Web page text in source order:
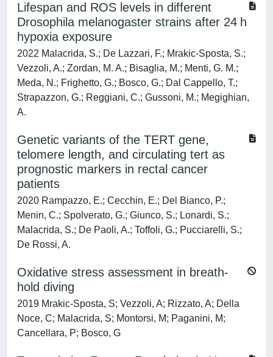
Lifespan and ROS levels in different
Drosophila melanogaster strains after 24 h
hypoxia exposure
2022 Malacrida, S.; De Lazzari, F.; Mrakic-Sposta, S.;
Vezzoli, A.; Zordan, M. A.; Bisaglia, M.; Menti, G. M.;
Meda, N.; Frighetto, G.; Bosco, G.; Dal Cappello, T.;
Strapazzon, G.; Reggiani, C.; Gussoni, M.; Megighian,
A.
Genetic variants of the TERT gene,
telomere length, and circulating tert as
prognostic markers in rectal cancer
patients
2020 Rampazzo, E.; Cecchin, E.; Del Bianco, P.;
Menin, C.; Spolverato, G.; Giunco, S.; Lonardi, S.;
Malacrida, S.; De Paoli, A.; Toffoli, G.; Pucciarelli, S.;
De Rossi, A.
Oxidative stress assessment in breath-
hold diving
2019 Mrakic-Sposta, S; Vezzoli, A; Rizzato, A; Della
Noce, C; Malacrida, S; Montorsi, M; Paganini, M;
Cancellara, P; Bosco, G